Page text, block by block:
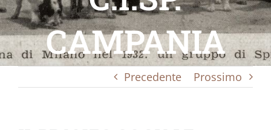
CAMPANIA
Precedente Prossimo